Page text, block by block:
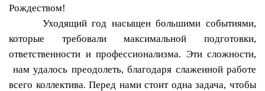
Рождеством!
Уходящий год насыщен большими событиями,
которые требовали максимальной подготовки,
ответственности и профессионализма. Эти сложности,
нам удалось преодолеть, благодаря слаженной работе
всего коллектива. Перед нами стоит одна задача, чтобы